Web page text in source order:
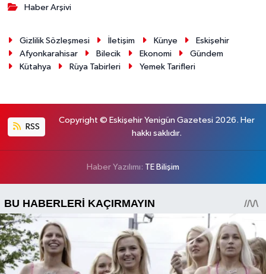
Haber Arşivi
Gizlilik Sözleşmesi İletişim Künye
Eskişehir
Afyonkarahisar
Bilecik Ekonomi
Gündem
Kütahya
Rüya Tabirleri Yemek Tarifleri
RSS
Copyright © Eskişehir Yenigün Gazetesi 2026. Her
hakkı saklıdır.
Haber Yazılımı: TE Bilişim